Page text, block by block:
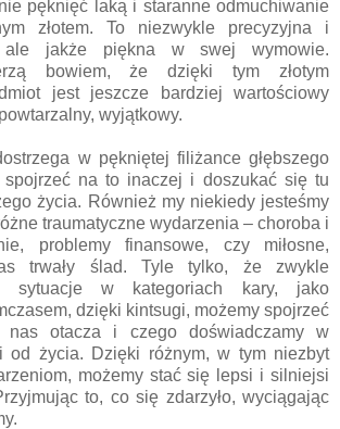
pęknięć laką i staranne odmuchiwanie
złotem. To niezwykle precyzyjna i
ale jakże piękna w swej wymowie.
bowiem, że dzięki tym złotym
jest jeszcze bardziej wartościowy
wyjątkowy.
w pękniętej filiżance głębszego
na to inaczej i doszukać się tu
życia. Również my niekiedy jesteśmy
traumatyczne wydarzenia – choroba i
problemy finansowe, czy miłosne,
trwały ślad. Tyle tylko, że zwykle
sytuacje w kategoriach kary, jako
dzięki kintsugi, możemy spojrzeć
nas otacza i czego doświadczamy w
od życia. Dzięki różnym, w tym niezbyt
możemy stać się lepsi i silniejsi
to, co się zdarzyło, wyciągając